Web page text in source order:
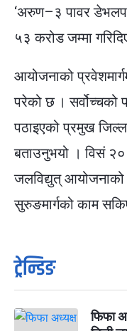
‘अरुण–३ पावर
५३ करोड जम्मा
आयोजनाको
परेको छ । सर्वोच्चको
पठाइएको प्रमुख
बताउनुभयो । विसं
जलविद्युत्
सुरुङमार्गको काम
ट्रेन्डिङ
फिफा